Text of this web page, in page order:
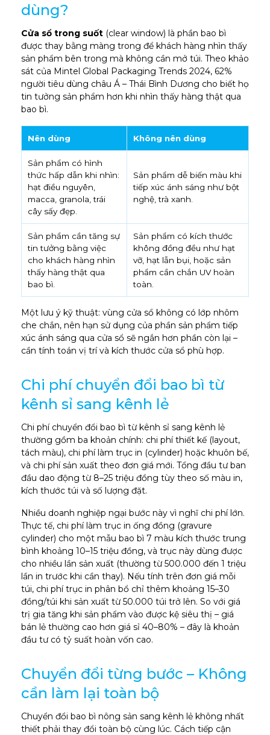
dùng?
Cửa sổ trong suốt (clear window) là phần bao bì
được thay bằng màng trong để khách hàng nhìn thấy
sản phẩm bên trong mà không cần mở túi. Theo khảo
sát của Mintel Global Packaging Trends 2024, 62%
người tiêu dùng châu Á – Thái Bình Dương cho biết họ
tin tưởng sản phẩm hơn khi nhìn thấy hàng thật qua
bao bì.
Nên dùng Không nên dùng
Sản phẩm có hình
thức hấp dẫn khi nhìn:
hạt điều nguyên,
macca, granola, trái
cây sấy đẹp.
Sản phẩm dễ biến màu khi
tiếp xúc ánh sáng như bột
nghệ, trà xanh.
Sản phẩm cần tăng sự
tin tưởng bằng việc
cho khách hàng nhìn
thấy hàng thật qua
bao bì.
Sản phẩm có kích thước
không đồng đều như hạt
vỡ, hạt lẫn bụi, hoặc sản
phẩm cần chắn UV hoàn
toàn.
Một lưu ý kỹ thuật: vùng cửa sổ không có lớp nhôm
che chắn, nên hạn sử dụng của phần sản phẩm tiếp
xúc ánh sáng qua cửa sổ sẽ ngắn hơn phần còn lại –
cần tính toán vị trí và kích thước cửa sổ phù hợp.
Chi phí chuyển đổi bao bì từ
kênh sỉ sang kênh lẻ
Chi phí chuyển đổi bao bì từ kênh sỉ sang kênh lẻ
thường gồm ba khoản chính: chi phí thiết kế (layout,
tách màu), chi phí làm trục in (cylinder) hoặc khuôn bế,
và chi phí sản xuất theo đơn giá mới. Tổng đầu tư ban
đầu dao động từ 8–25 triệu đồng tùy theo số màu in,
kích thước túi và số lượng đặt.
Nhiều doanh nghiệp ngại bước này vì nghĩ chi phí lớn.
Thực tế, chi phí làm trục in ống đồng (gravure
cylinder) cho một mẫu bao bì 7 màu kích thước trung
bình khoảng 10–15 triệu đồng, và trục này dùng được
cho nhiều lần sản xuất (thường từ 500.000 đến 1 triệu
lần in trước khi cần thay). Nếu tính trên đơn giá mỗi
túi, chi phí trục in phân bổ chỉ thêm khoảng 15–30
đồng/túi khi sản xuất từ 50.000 túi trở lên. So với giá
trị gia tăng khi sản phẩm vào được kệ siêu thị – giá
bán lẻ thường cao hơn giá sỉ 40–80% – đây là khoản
đầu tư có tỷ suất hoàn vốn cao.
Chuyển đổi từng bước – Không
cần làm lại toàn bộ
Chuyển đổi bao bì nông sản sang kênh lẻ không nhất
thiết phải thay đổi toàn bộ cùng lúc. Cách tiếp cận